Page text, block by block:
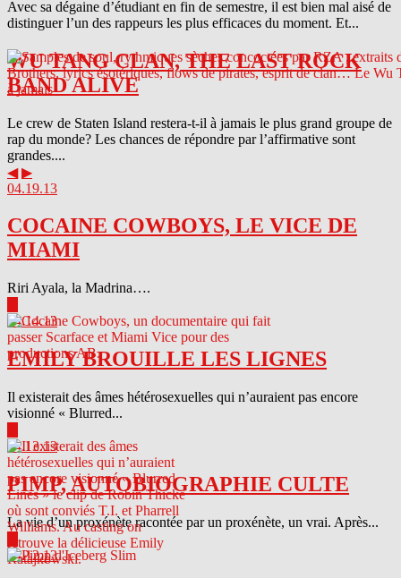
Avec sa dégaine d’étudiant en fin de semestre, il est bien mal aisé de
distinguer l’un des rappeurs les plus efficaces du moment. Et...
WU TANG CLAN, THE LAST ROCK
BAND ALIVE
Le crew de Staten Island restera-t-il à jamais le plus grand groupe de
rap du monde? Les chances de répondre par l’affirmative sont
grandes....
◀ ▶
04.19.13
COCAINE COWBOYS, LE VICE DE
MIAMI
Riri Ayala, la Madrina….
04.14.13
EMILY BROUILLE LES LIGNES
Il existerait des âmes hétérosexuelles qui n’auraient pas encore
visionné « Blurred...
04.13.13
PIMP, AUTOBIOGRAPHIE CULTE
La vie d’un proxénète racontée par un proxénète, un vrai. Après...
04.12.13